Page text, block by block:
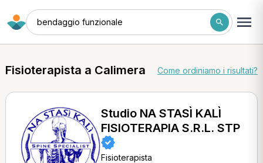
bendaggio funzionale
Fisioterapista a Calimera Come ordiniamo i risultati?
Studio NA STASÌ KALÌ
FISIOTERAPIA S.R.L. STP
Fisioterapista